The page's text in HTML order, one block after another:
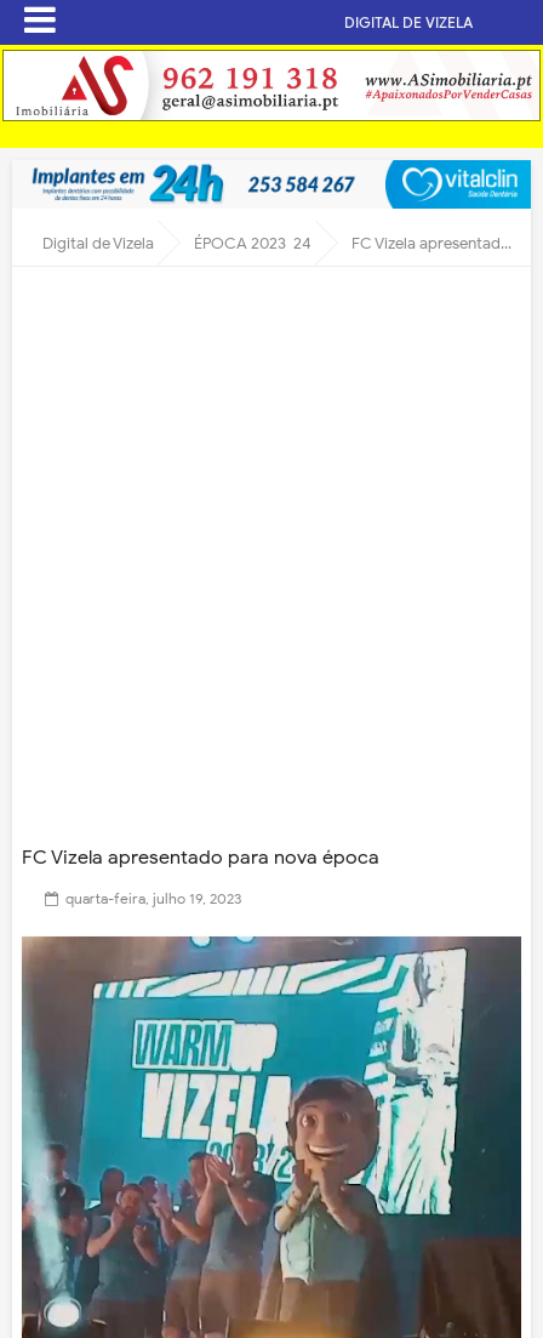
DIGITAL DE VIZELA
Digital de Vizela ÉPOCA 2023-24 FC Vizela apresentado para nova época
FC Vizela apresentado para nova época
quarta-feira, julho 19, 2023